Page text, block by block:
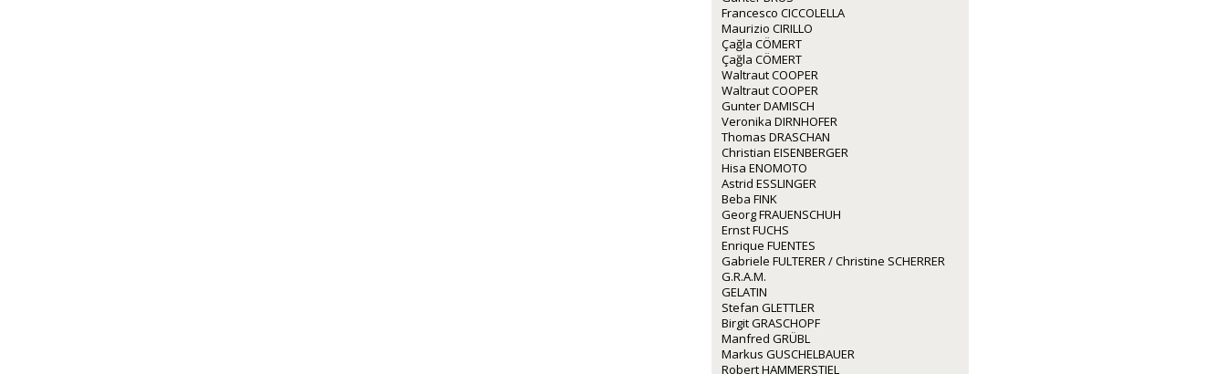
Francesco CICCOLELLA
Maurizio CIRILLO
Çağla CÖMERT
Çağla CÖMERT
Waltraut COOPER
Waltraut COOPER
Gunter DAMISCH
Veronika DIRNHOFER
Thomas DRASCHAN
Christian EISENBERGER
Hisa ENOMOTO
Astrid ESSLINGER
Beba FINK
Georg FRAUENSCHUH
Ernst FUCHS
Enrique FUENTES
Gabriele FULTERER / Christine SCHERRER
G.R.A.M.
GELATIN
Stefan GLETTLER
Birgit GRASCHOPF
Manfred GRÜBL
Markus GUSCHELBAUER
Robert HAMMERSTIEL